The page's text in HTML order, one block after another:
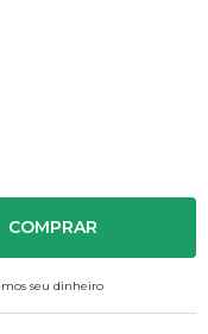
COMPRAR
seu dinheiro